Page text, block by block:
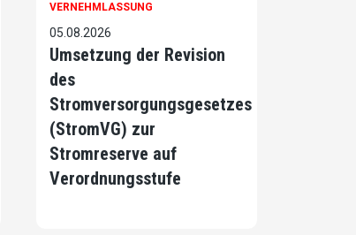
VERNEHMLASSUNG
05.08.2026
Umsetzung der Revision
des
Stromversorgungsgesetzes
(StromVG) zur
Stromreserve auf
Verordnungsstufe